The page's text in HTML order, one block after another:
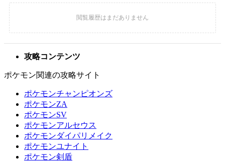
攻略コンテンツ
ポケモン関連の攻略サイト
ポケモンチャンピオンズ
ポケモンZA
ポケモンSV
ポケモンアルセウス
ポケモンダイパリメイク
ポケモンユナイト
ポケモン剣盾